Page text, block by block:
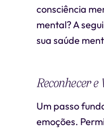
consciência
mental? A
sua saúde
Reconhecer
Um passo
emoções.